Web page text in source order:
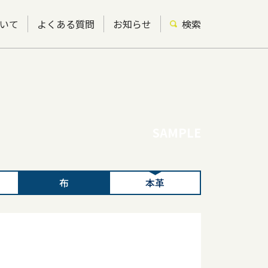
て よくある質問 お知らせ 検索
布 本革